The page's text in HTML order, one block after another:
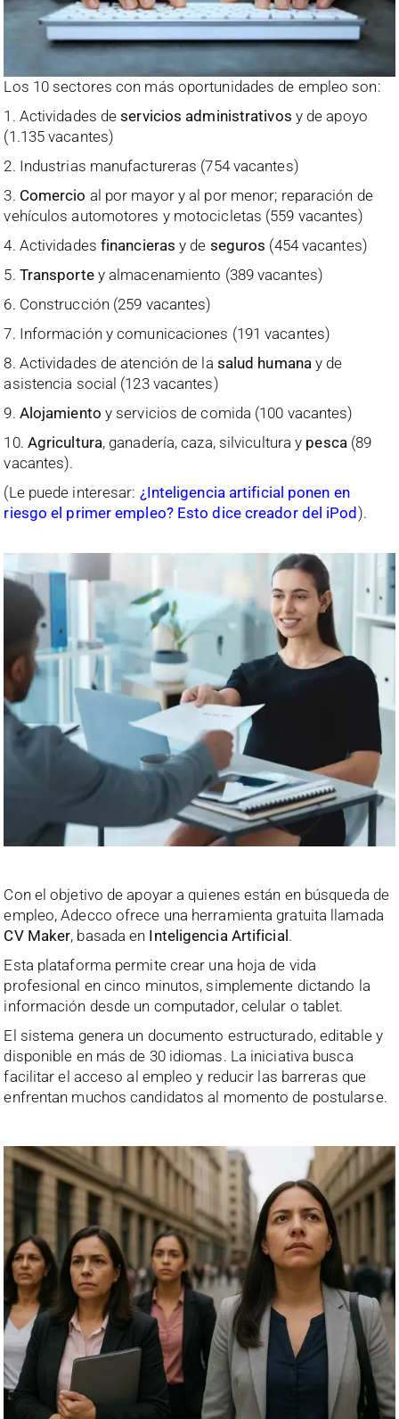
Los 10 sectores con más oportunidades de empleo son:
1. Actividades deservicios administrativos y de apoyo
(1.135 vacantes)
2. Industrias manufactureras (754 vacantes)
3. Comercio al por mayor y al por menor; reparación de
vehículos automotores y motocicletas (559 vacantes)
4. Actividades financierasy de seguros (454 vacantes)
5. Transporte y almacenamiento (389 vacantes)
6. Construcción (259 vacantes)
7. Información y comunicaciones (191 vacantes)
8. Actividades de atención de la salud humanay de
asistencia social (123 vacantes)
9. Alojamiento y servicios de comida (100 vacantes)
10. Agricultura, ganadería, caza, silvicultura y pesca (89
vacantes).
(Le puede interesar: ¿Inteligencia artificial ponen en
riesgo el primer empleo? Esto dice creador del iPod).
Con el objetivo de apoyar a quienes están en búsqueda de
empleo, Adecco ofrece una herramienta gratuita llamada
CV Maker, basada en Inteligencia Artificial .
Esta plataforma permite crear una hoja de vida
profesional en cinco minutos, simplemente dictando la
información desde un computador, celular o tablet.
El sistema genera un documento estructurado, editable y
disponible en más de 30 idiomas. La iniciativa busca
facilitar el acceso al empleo y reducir las barreras que
enfrentan muchos candidatos al momento de postularse.